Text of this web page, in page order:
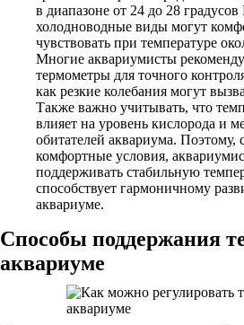
в диапазоне от 24 до 28 градусов
холодноводные виды могут
чувствовать при температуре
Многие аквариумисты
термометры для точного
как резкие колебания могут
Также важно учитывать, что
влияет на уровень кислорода и
обитателей аквариума. Поэтому,
комфортные условия,
поддерживать стабильную
способствует гармоничному
аквариуме.
Способы поддержания
аквариуме